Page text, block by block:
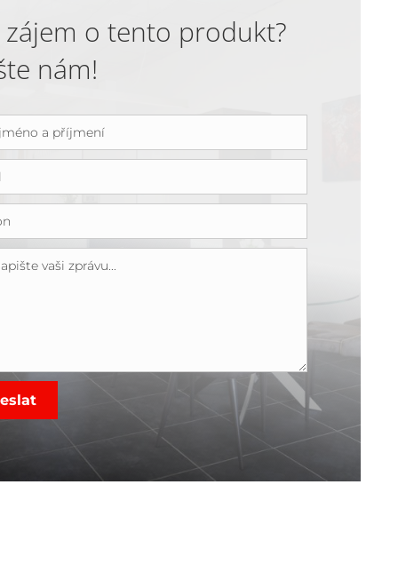
zájem o tento produkt?
nám!